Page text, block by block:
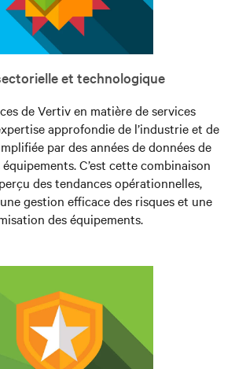
et technologique
de Vertiv en matière de services
approfondie de l’industrie et de
par des années de données de
C’est cette combinaison
des tendances opérationnelles,
gestion efficace des risques et une
des équipements.